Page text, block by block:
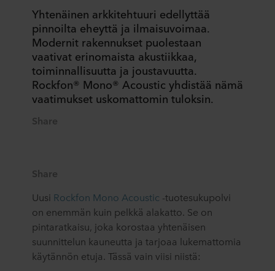
Yhtenäinen arkkitehtuuri edellyttää
pinnoilta eheyttä ja ilmaisuvoimaa.
Modernit rakennukset puolestaan
vaativat erinomaista akustiikkaa,
toiminnallisuutta ja joustavuutta.
Rockfon® Mono® Acoustic yhdistää nämä
vaatimukset uskomattomin tuloksin.
Share
Share
Uusi Rockfon Mono Acoustic -tuotesukupolvi
on enemmän kuin pelkkä alakatto. Se on
pintaratkaisu, joka korostaa yhtenäisen
suunnittelun kauneutta ja tarjoaa lukemattomia
käytännön etuja. Tässä vain viisi niistä: